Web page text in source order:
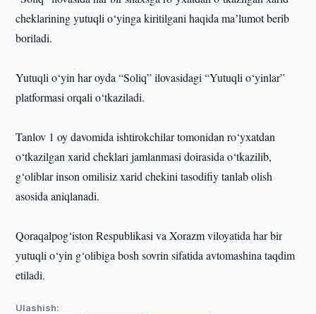
cheklarining yutuqli o‘yinga kiritilgani haqida maʼlumot berib
boriladi.
Yutuqli o‘yin har oyda “Soliq” ilovasidagi “Yutuqli o‘yinlar”
platformasi orqali o‘tkaziladi.
Tanlov 1 oy davomida ishtirokchilar tomonidan ro‘yxatdan
o‘tkazilgan xarid cheklari jamlanmasi doirasida o‘tkazilib,
g‘oliblar inson omilisiz xarid chekini tasodifiy tanlab olish
asosida aniqlanadi.
Qoraqalpog‘iston Respublikasi va Xorazm viloyatida har bir
yutuqli o‘yin g‘olibiga bosh sovrin sifatida avtomashina taqdim
etiladi.
Ulashish: